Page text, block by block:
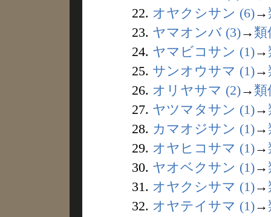
22. オヤクシサン (6)→
23. ヤマオンバ (3)→ 類
24. ヤマビコサン (1)→
25. サンオウサマ (1)→
26. オリヤサマ (2)→ 類
27. ヤツマタサン (1)→
28. カマオジサン (1)→
29. オヤヒコサマ (1)→
30. ヤオベクサン (1)→
31. オヤクシサマ (1)→
32. オヤテイサマ (1)→